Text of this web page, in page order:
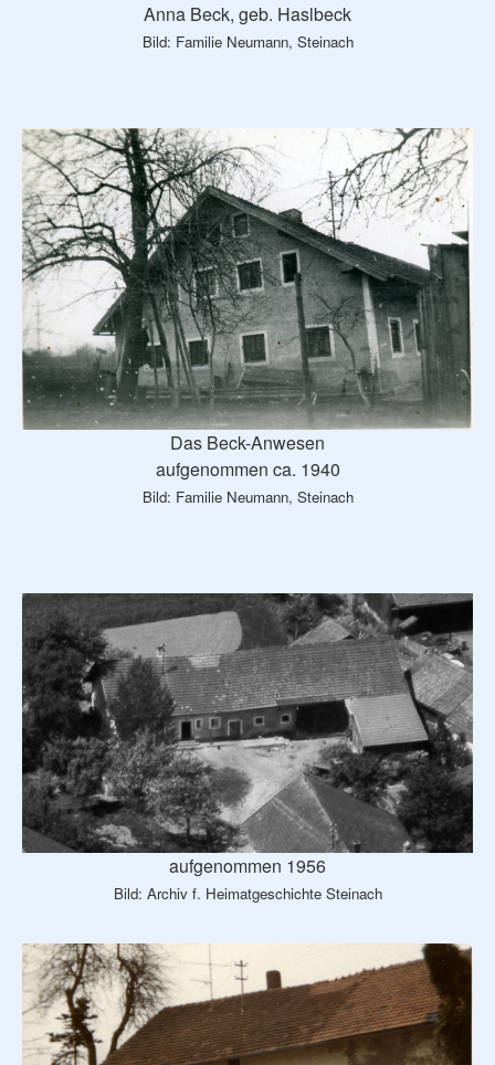
Anna Beck, geb. Haslbeck
Bild: Familie Neumann, Steinach
Das Beck-Anwesen
aufgenommen ca. 1940
Bild: Familie Neumann, Steinach
aufgenommen 1956
Bild: Archiv f. Heimatgeschichte Steinach